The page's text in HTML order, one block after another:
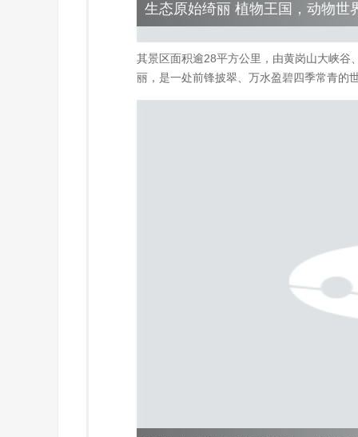
生态原始绮丽 植物王国，动物世
其景区面积逾28平方公里，由黄岗山大峡谷
丽，是一处前锋披翠、万水盈碧四季常青的